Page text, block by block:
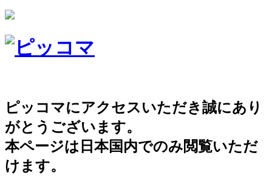
ピッコマにアクセスいただき誠にあり
がとうございます。
本ページは日本国内でのみ閲覧いただ
けます。